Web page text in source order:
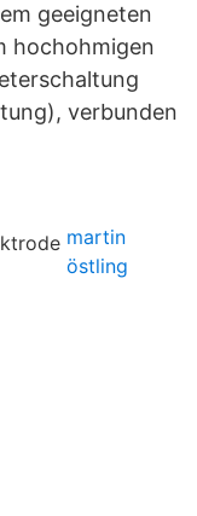
geeigneten
hochohmigen
verbunden
martin
östling